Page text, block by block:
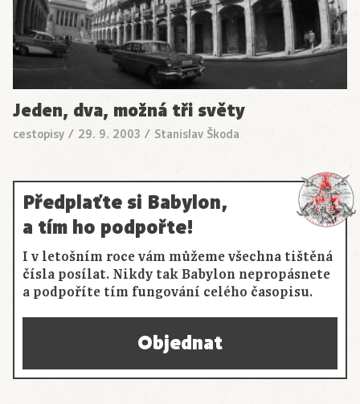
Jeden, dva, možná tři světy
cestopisy / 29. 9. 2003 / Stanislav Škoda
Předplaťte si Babylon,
a tím ho podpořte!
I v letošním roce vám můžeme všechna tištěná
čísla posílat. Nikdy tak Babylon nepropásnete
a podpoříte tím fungování celého časopisu.
Objednat